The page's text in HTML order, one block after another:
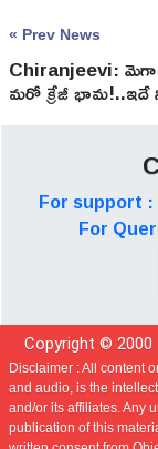
« Prev News
Chiranjeevi:
మరో క్రేజీ భామ!..ఇదే
మంచి బ్రేక్ వచ్చినట్లే
For support :
For
Copyright © 2000
Disclaimer :All content
and audio, is the
and/or its affiliates. Any
publication of this